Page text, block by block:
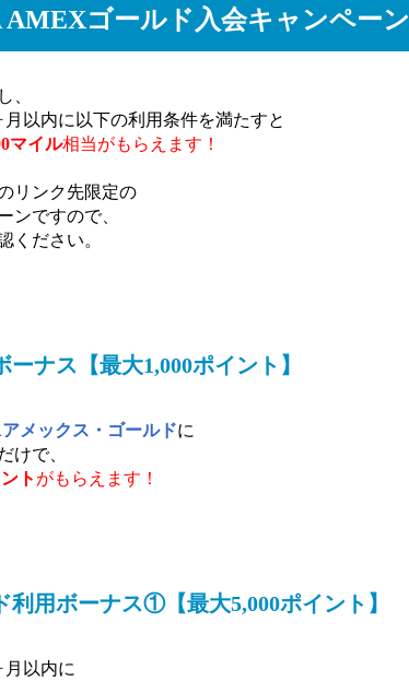
AMEXゴールド入会キャンペーン
、
月以内に以下の利用条件を満たすと
マイル相当がもらえます！
リンク先限定の
ンですので、
ください。
ーナス【最大1,000ポイント】
メックス・ゴールドに
けで、
ト がもらえます！
利用ボーナス①【最大5,000ポイント】
月以内に